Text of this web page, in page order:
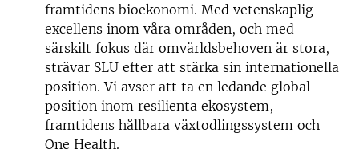
framtidens bioekonomi. Med vetenskaplig
excellens inom våra områden, och med
särskilt fokus där omvärldsbehoven är stora,
strävar SLU efter att stärka sin internationella
position. Vi avser att ta en ledande global
position inom resilienta ekosystem,
framtidens hållbara växtodlingssystem och
One Health.